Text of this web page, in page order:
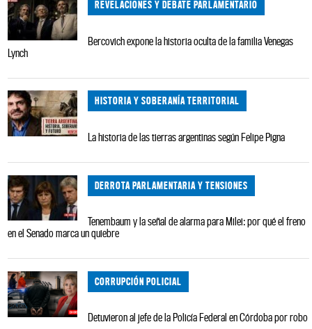
REVELACIONES Y DEBATE PARLAMENTARIO
Bercovich expone la historia oculta de la familia Venegas
Lynch
HISTORIA Y SOBERANÍA TERRITORIAL
La historia de las tierras argentinas según Felipe Pigna
DERROTA PARLAMENTARIA Y TENSIONES
Tenembaum y la señal de alarma para Milei: por qué el freno
en el Senado marca un quiebre
CORRUPCIÓN POLICIAL
Detuvieron al jefe de la Policía Federal en Córdoba por robo